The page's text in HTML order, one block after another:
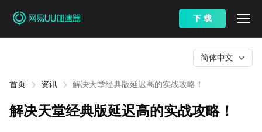
下 载
首页 资讯 解决天堂经典版延迟高的实战攻略！
简体中文
解决天堂经典版延迟高的实战攻略！